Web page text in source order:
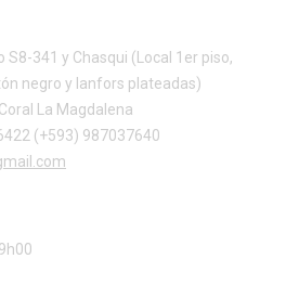
S8-341 y Chasqui (Local 1er piso,
negro y lanfors plateadas)
La Magdalena
(+593) 987037640